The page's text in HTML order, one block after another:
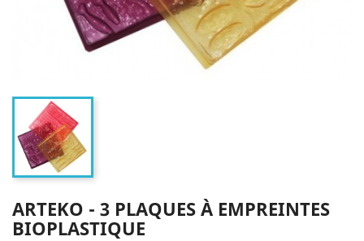
ARTEKO - 3 PLAQUES À EMPREINTES
BIOPLASTIQUE